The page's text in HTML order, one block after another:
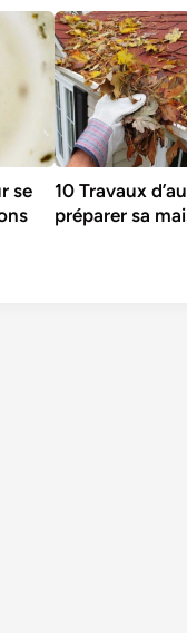
se
10 Travaux
préparer sa